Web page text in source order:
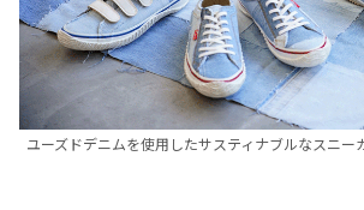
ユーズドデニムを使用したサスティナブルなスニー